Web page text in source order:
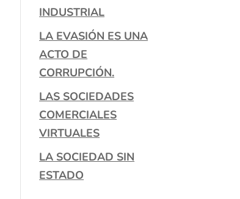
INDUSTRIAL
LA EVASIÓN ES UNA
ACTO DE
CORRUPCIÓN.
LAS SOCIEDADES
COMERCIALES
VIRTUALES
LA SOCIEDAD SIN
ESTADO